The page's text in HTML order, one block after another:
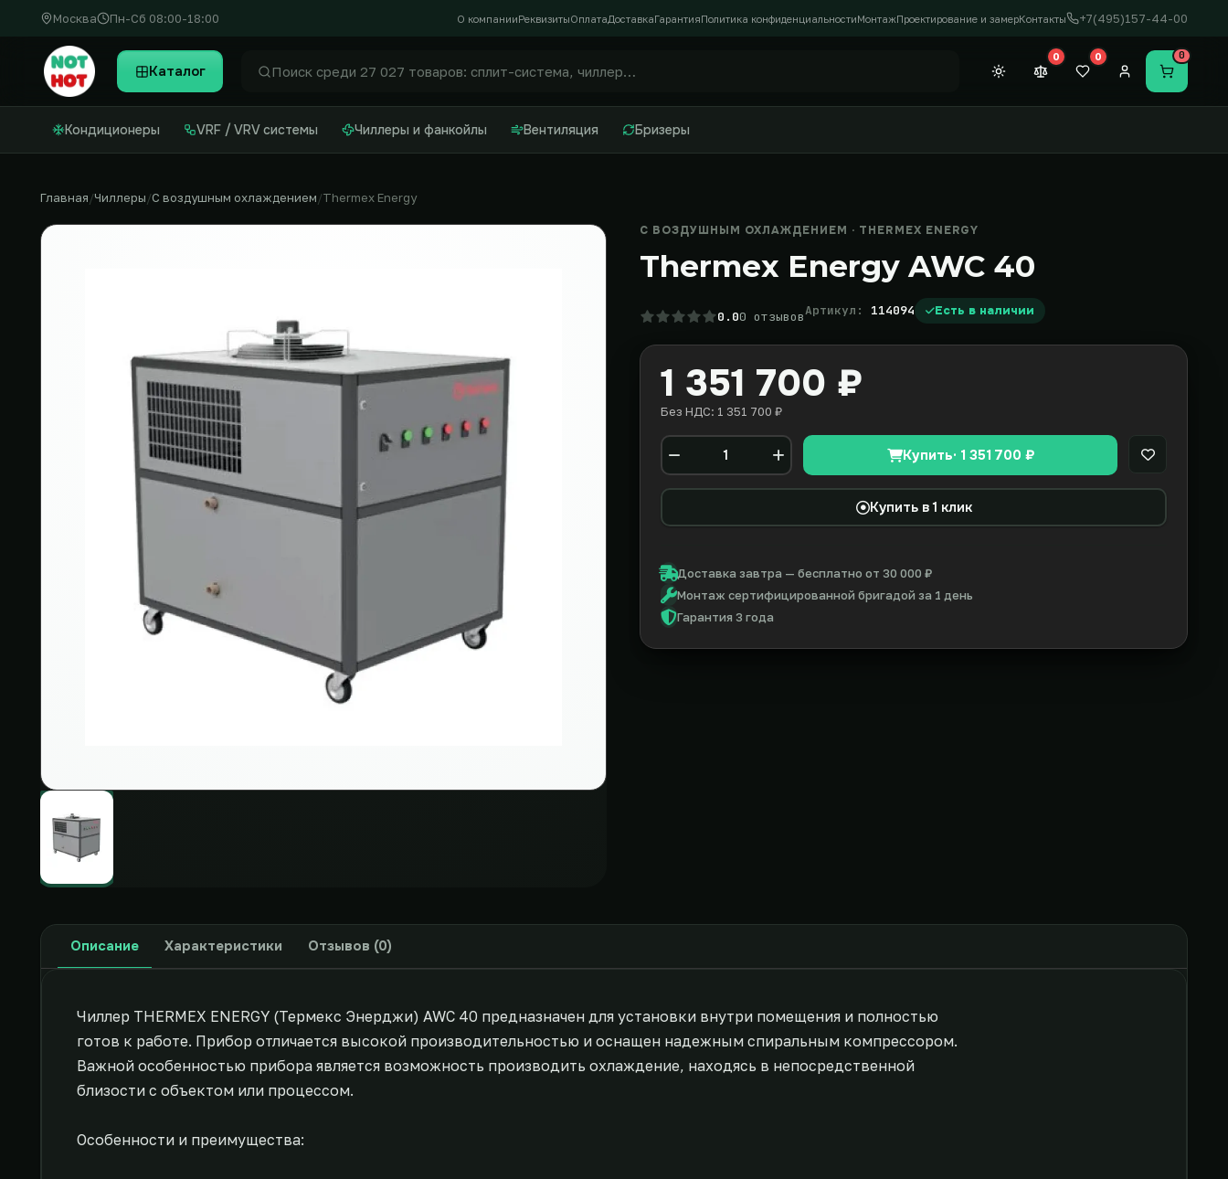
Москва Пн-Сб 08:00-18:00 О компанииРеквизитыОплатаДоставкаГарантияПолитика конфиденциальностиМонтажПроектирование и замерКонтакты +7(495)157-44-00
Каталог Найти Темная тема
0 0
Перейти
0
Кондиционеры VRF / VRV системы Чиллеры и фанкойлы Вентиляция Бризеры
Главная Чиллеры С воздушным охлаждением Thermex Energy
С ВОЗДУШНЫМ ОХЛАЖДЕНИЕМ · THERMEX ENERGY
Thermex Energy AWC 40
0.00 отзывовАртикул: 114094 Есть в наличии
1 351 700 ₽
Без НДС: 1 351 700 ₽
Количество Купить· 1 351 700 ₽ В закладки
Купить в 1 клик
Доставка завтра — бесплатно от 30 000 ₽
Монтаж сертифицированной бригадой за 1 день
Гарантия 3 года
Описание Характеристики Отзывов (0)
Чиллер THERMEX ENERGY (Термекс Энерджи) AWC 40 предназначен для установки внутри помещения и полностью
готов к работе. Прибор отличается высокой производительностью и оснащен надежным спиральным компрессором.
Важной особенностью прибора является возможность производить охлаждение, находясь в непосредственной
близости с объектом или процессом.
Особенности и преимущества: